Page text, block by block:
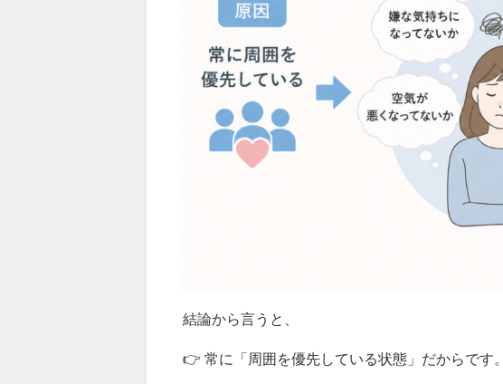
結論から言うと、
👉 常に「周囲を優先している状態」だからです。